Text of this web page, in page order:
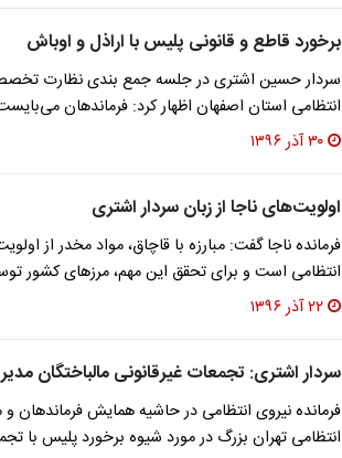
برخورد قاطع و قانونی پلیس با اراذل و اوباش
سردار حسین اشتری در جلسه جمع بندی نظارت
انتظامی استان اصفهان اظهار کرد: فرماندهان
۳۰ آذر ۱۳۹۶
اولویت‌های ناجا از زبان سردار اشتری
فرمانده ناجا گفت: مبارزه با قاچاق، مواد مخدر از
انتظامی است و برای تحقق این مهم، مرزهای کشور
۲۲ آذر ۱۳۹۶
سردار اشتری: تجمعات غیرقانونی مالباختگان
فرمانده نیروی انتظامی در حاشیه همایش فرماندهان
انتظامی تهران بزرگ در مورد شیوه برخورد پلیس با